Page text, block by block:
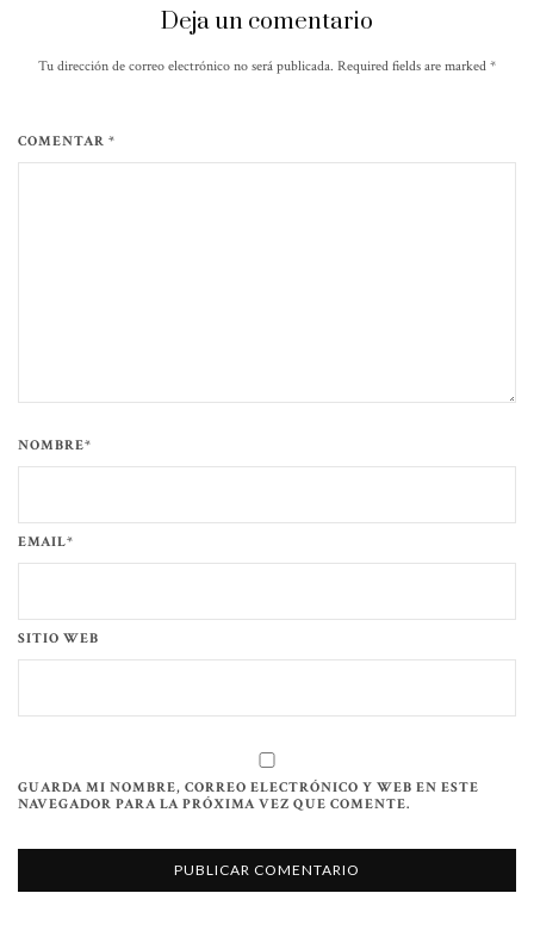
Deja un comentario
Tu dirección de correo electrónico no será publicada. Required fields are marked *
COMENTAR *
NOMBRE*
EMAIL*
SITIO WEB
GUARDA MI NOMBRE, CORREO ELECTRÓNICO Y WEB EN ESTE
NAVEGADOR PARA LA PRÓXIMA VEZ QUE COMENTE.